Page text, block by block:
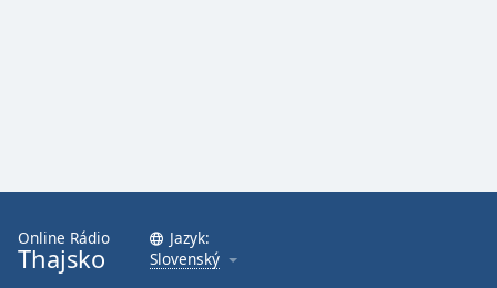
Online Rádio
Thajsko
Jazyk:
Slovenský